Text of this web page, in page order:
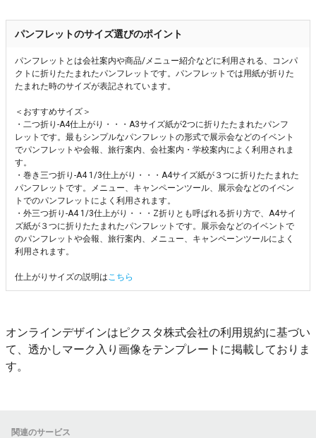
パンフレットのサイズ選びのポイント
パンフレットとは会社案内や商品/メニュー紹介などに利用される、コンパ
クトに折りたたまれたパンフレットです。パンフレットでは用紙が折りた
たまれた時のサイズが表記されています。
＜おすすめサイズ＞
・二つ折り-A4仕上がり・・・A3サイズ紙が2つに折りたたまれたパンフ
レットです。最もシンプルなパンフレットの形式で展示会などのイベント
でパンフレットや会報、旅行案内、会社案内・学校案内によく利用されま
す。
・巻き三つ折り-A4 1/3仕上がり・・・A4サイズ紙が３つに折りたたまれた
パンフレットです。メニュー、キャンペーンツール、展示会などのイベン
トでのパンフレットによく利用されます。
・外三つ折り-A4 1/3仕上がり・・・Z折りとも呼ばれる折り方で、A4サイ
ズ紙が３つに折りたたまれたパンフレットです。展示会などのイベントで
のパンフレットや会報、旅行案内、メニュー、キャンペーンツールによく
利用されます。
仕上がりサイズの説明は こちら
オンラインデザインはピクスタ株式会社の利用規約に基づい
て、透かしマーク入り画像をテンプレートに掲載しておりま
す。
関連のサービス